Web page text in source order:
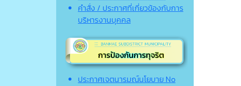
คำสั่ง / ประกาศที่เกี่ยวข้องกับการ
บริหารงานบุคคล
ประกาศเจตนารมณ์นโยบาย No